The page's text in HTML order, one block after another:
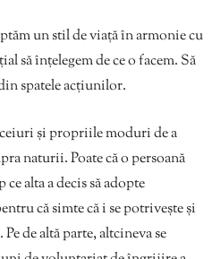
un stil de viață în armonie cu
să înțelegem de ce o facem. Să
spatele acțiunilor.
și propriile moduri de a
naturii. Poate că o persoană
alta a decis să adopte
că simte că i se potrivește și
de altă parte, altcineva se